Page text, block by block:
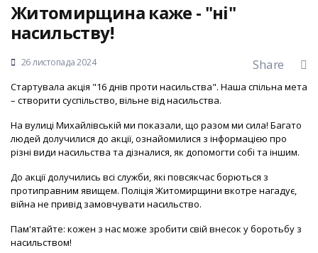
Житомирщина каже - "ні"
насильству!
26 листопада 2024 Share
Стартувала акція "16 днів проти насильства". Наша спільна мета
– створити суспільство, вільне від насильства.
На вулиці Михайлівській ми показали, що разом ми сила! Багато
людей долучилися до акції, ознайомилися з інформацією про
різні види насильства та дізналися, як допомогти собі та іншим.
До акції долучились всі служби, які повсякчас борються з
протиправним явищем. Поліція Житомирщини вкотре нагадує,
війна не привід замовчувати насильство.
Пам'ятайте: кожен з нас може зробити свій внесок у боротьбу з
насильством!